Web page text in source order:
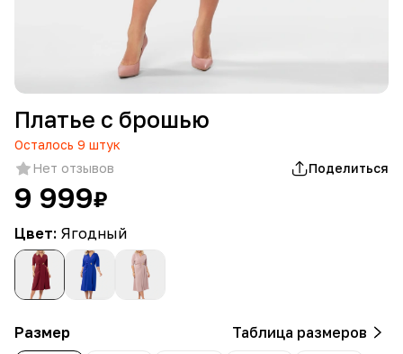
Платье с брошью
Осталось 9 штук
Нет отзывов
Поделиться
9 999₽
Цвет: Ягодный
Размер Таблица размеров